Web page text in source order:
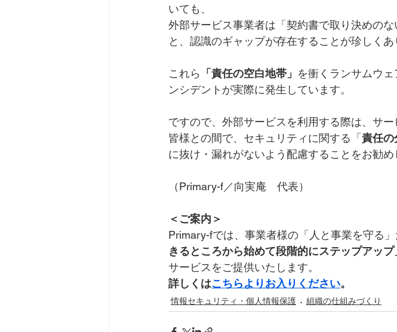
いても、
外部サービス事業者は「契約書で取り決めのな
と、認識のギャップが存在することが珍しくあ
これら 「責任の空白地帯」 を衝くランサムウ
ンシデントが実際に発生しています。
ですので、外部サービスを利用する際は、サ
皆様との間で、セキュリティに関する「 責任の
に抜け・漏れがないよう配慮することをお勧め
（Primary-f／向実庵　代表）
＜ご案内＞
Primary-fでは、事業者様の「人と事業を守る
きるところから始めて段階的にステップアップ
サービスをご提供いたします。
詳しくはこちらよりお入りください。
情報セキュリティ・個人情報保護 組織の仕組みづくり